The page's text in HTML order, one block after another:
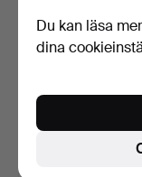
Hohner Rivera VI
7 dagar
Du kan läsa
dina